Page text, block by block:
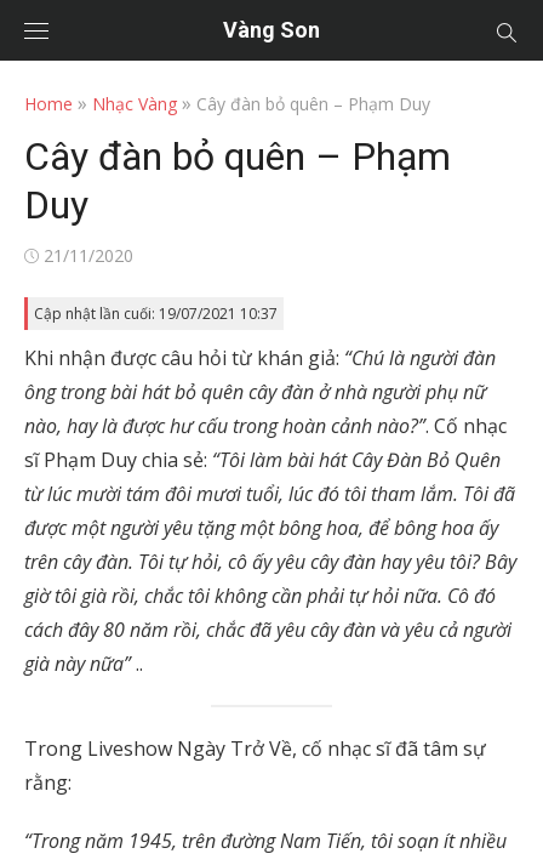
Vàng Son
Home » Nhạc Vàng » Cây đàn bỏ quên – Phạm Duy
Cây đàn bỏ quên – Phạm
Duy
Posted
21/11/2020
Cập nhật lần cuối: 19/07/2021 10:37
Khi nhận được câu hỏi từ khán giả: “Chú là người đàn
ông trong bài hát bỏ quên cây đàn ở nhà người phụ nữ
nào, hay là được hư cấu trong hoàn cảnh nào?”. Cố nhạc
sĩ Phạm Duy chia sẻ: “Tôi làm bài hát Cây Đàn Bỏ Quên
từ lúc mười tám đôi mươi tuổi, lúc đó tôi tham lắm. Tôi đã
được một người yêu tặng một bông hoa, để bông hoa ấy
trên cây đàn. Tôi tự hỏi, cô ấy yêu cây đàn hay yêu tôi? Bây
giờ tôi già rồi, chắc tôi không cần phải tự hỏi nữa. Cô đó
cách đây 80 năm rồi, chắc đã yêu cây đàn và yêu cả người
già này nữa”..
Trong Liveshow Ngày Trở Về, cố nhạc sĩ đã tâm sự
rằng:
“Trong năm 1945, trên đường Nam Tiến, tôi soạn ít nhiều